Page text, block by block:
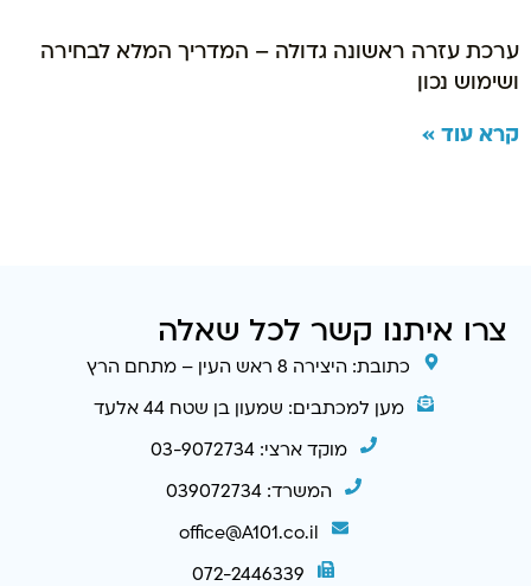
ערכת עזרה ראשונה גדולה – המדריך המלא לבחירה
ושימוש נכון
קרא עוד »
צרו איתנו קשר לכל שאלה
כתובת: היצירה 8 ראש העין – מתחם הרץ
מען למכתבים: שמעון בן שטח 44 אלעד
מוקד ארצי: 03-9072734
המשרד: 039072734
office@A101.co.il
072-2446339